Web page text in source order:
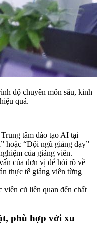
độ chuyên môn sâu, kinh
quả.
Trung tâm đào tạo AI tại
hoặc “Đội ngũ giảng dạy”
của giảng viên.
của đơn vị để hỏi rõ về
thực tế giảng viên từng
cũ liên quan đến chất
phù hợp với xu